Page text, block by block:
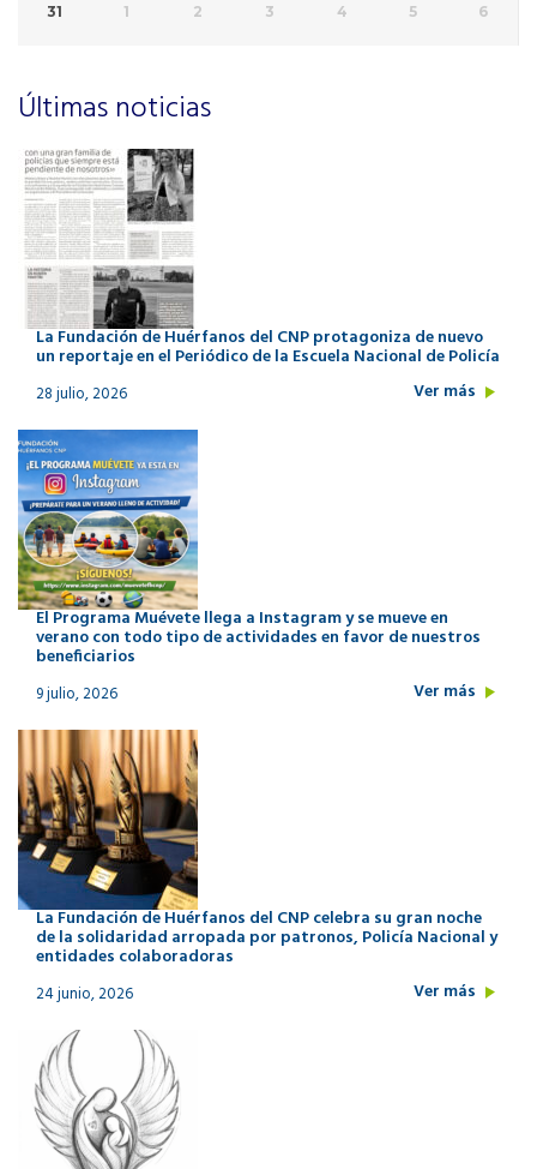
31 1 2 3 4 5 6
Últimas noticias
La Fundación de Huérfanos del CNP protagoniza de nuevo
un reportaje en el Periódico de la Escuela Nacional de Policía
28 julio, 2026 Ver más
El Programa Muévete llega a Instagram y se mueve en
verano con todo tipo de actividades en favor de nuestros
beneficiarios
9 julio, 2026 Ver más
La Fundación de Huérfanos del CNP celebra su gran noche
de la solidaridad arropada por patronos, Policía Nacional y
entidades colaboradoras
24 junio, 2026 Ver más